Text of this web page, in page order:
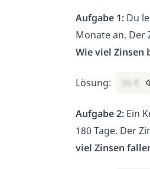
Aufgabe 1: Du
Monate an. Der
Wie viel Zinsen
Lösung:
Aufgabe 2: Ein
180 Tage. Der
viel Zinsen